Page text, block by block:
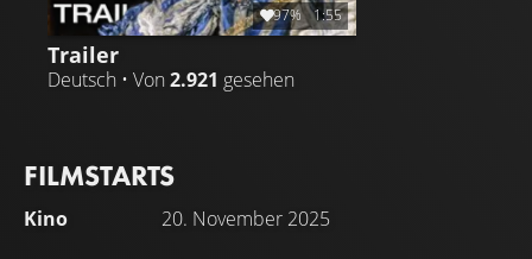
97% 1:55
Trailer
Deutsch • Von 2.921 gesehen
FILMSTARTS
Kino 20. November 2025